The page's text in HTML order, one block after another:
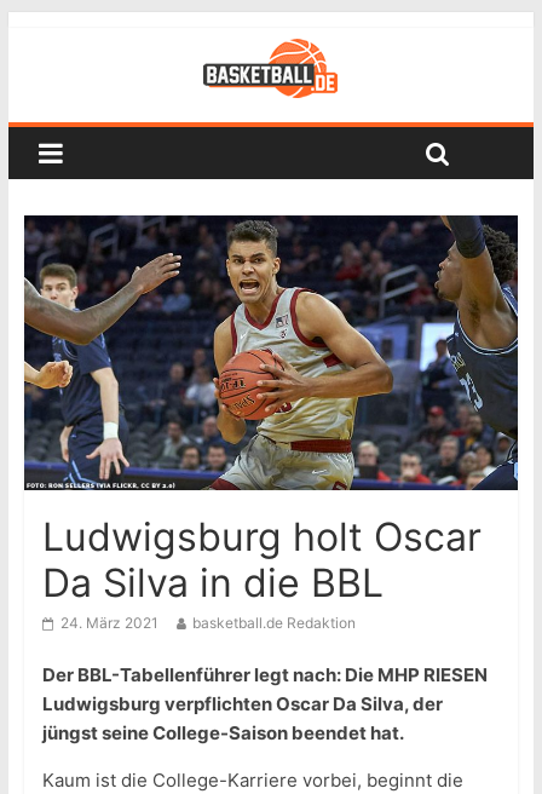
Ludwigsburg holt Oscar
Da Silva in die BBL
24. März 2021 basketball.de Redaktion
Der BBL-Tabellenführer legt nach: Die MHP RIESEN
Ludwigsburg verpflichten Oscar Da Silva, der
jüngst seine College-Saison beendet hat.
Kaum ist die College-Karriere vorbei, beginnt die